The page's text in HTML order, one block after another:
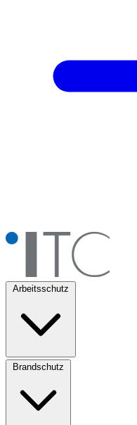
Arbeitsschutz
Brandschutz